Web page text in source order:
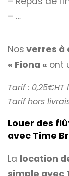
– …
Nos verres à
« Fiona « ont
Tarif :
Tarif hors
Louer des
avec Time
La location